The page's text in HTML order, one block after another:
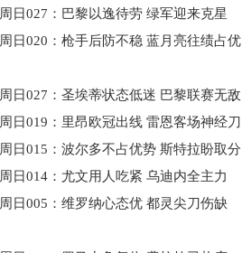
周日027：巴黎以逸待劳 绿军迎来克星
周日020：枪手后防不稳 蓝月亮往绩占优
周日027：圣埃蒂状态低迷 巴黎联赛无敌
周日019：里昂欧冠出线 雷恩客场神经刀
周日015：波尔多不占优势 斯特拉盼取分
周日014：尤文用人吃紧 乌迪内全主力
周日005：维罗纳心态优 都灵尖刀伤缺